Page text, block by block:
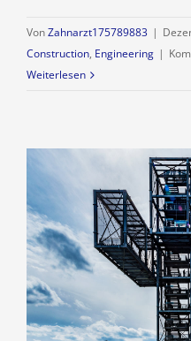
VonZahnarzt175789883 |
Construction, Engineering |
Weiterlesen